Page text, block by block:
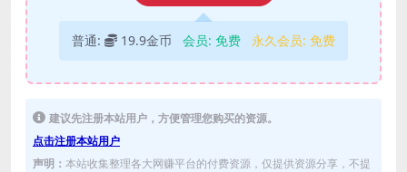
普通: 19.9金币 会员: 免费 永久会员: 免费
建议先注册本站用户，方便管理您购买的资源。
点击注册本站用户
声明： 本站收集整理各大网赚平台的付费资源，仅提供资源分享，不提